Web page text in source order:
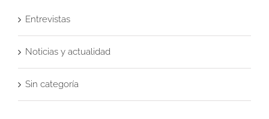
Entrevistas
Noticias y actualidad
Sin categoría